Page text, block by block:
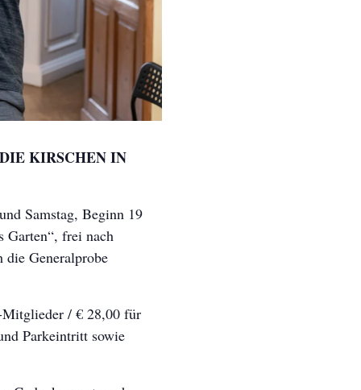
KIRSCHEN IN
Samstag, Beginn 19
Garten“, frei nach
die Generalprobe
/ € 28,00 für
Parkeintritt sowie